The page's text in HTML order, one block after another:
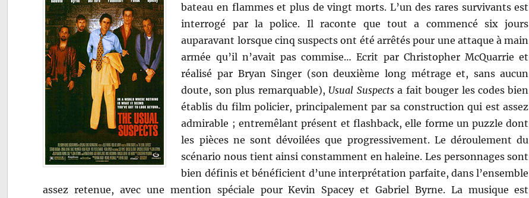
bateau en flammes et plus de vingt morts. L’un des rares survivants est
interrogé par la police. Il raconte que tout a commencé six jours
auparavant lorsque cinq suspects ont été arrêtés pour une attaque à main
armée qu’il n’avait pas commise… Ecrit par Christopher McQuarrie et
réalisé par Bryan Singer (son deuxième long métrage et, sans aucun
doute, son plus remarquable), Usual Suspectsa fait bouger les codes bien
établis du film policier, principalement par sa construction qui est assez
admirable ; entremêlant présent et flashback, elle forme un puzzle dont
les pièces ne sont dévoilées que progressivement. Le déroulement du
scénario nous tient ainsi constamment en haleine. Les personnages sont
bien définis et bénéficient d’une interprétation parfaite, dans l’ensemble
assez retenue, avec une mention spéciale pour Kevin Spacey et Gabriel Byrne. La musique est